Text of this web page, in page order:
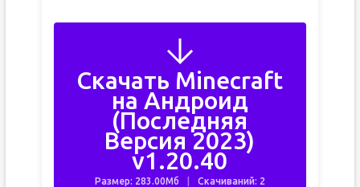
Скачать Minecraft
на Андроид
(Последняя
Версия 2023)
v1.20.40
Размер: 283.00Мб Скачиваний: 2